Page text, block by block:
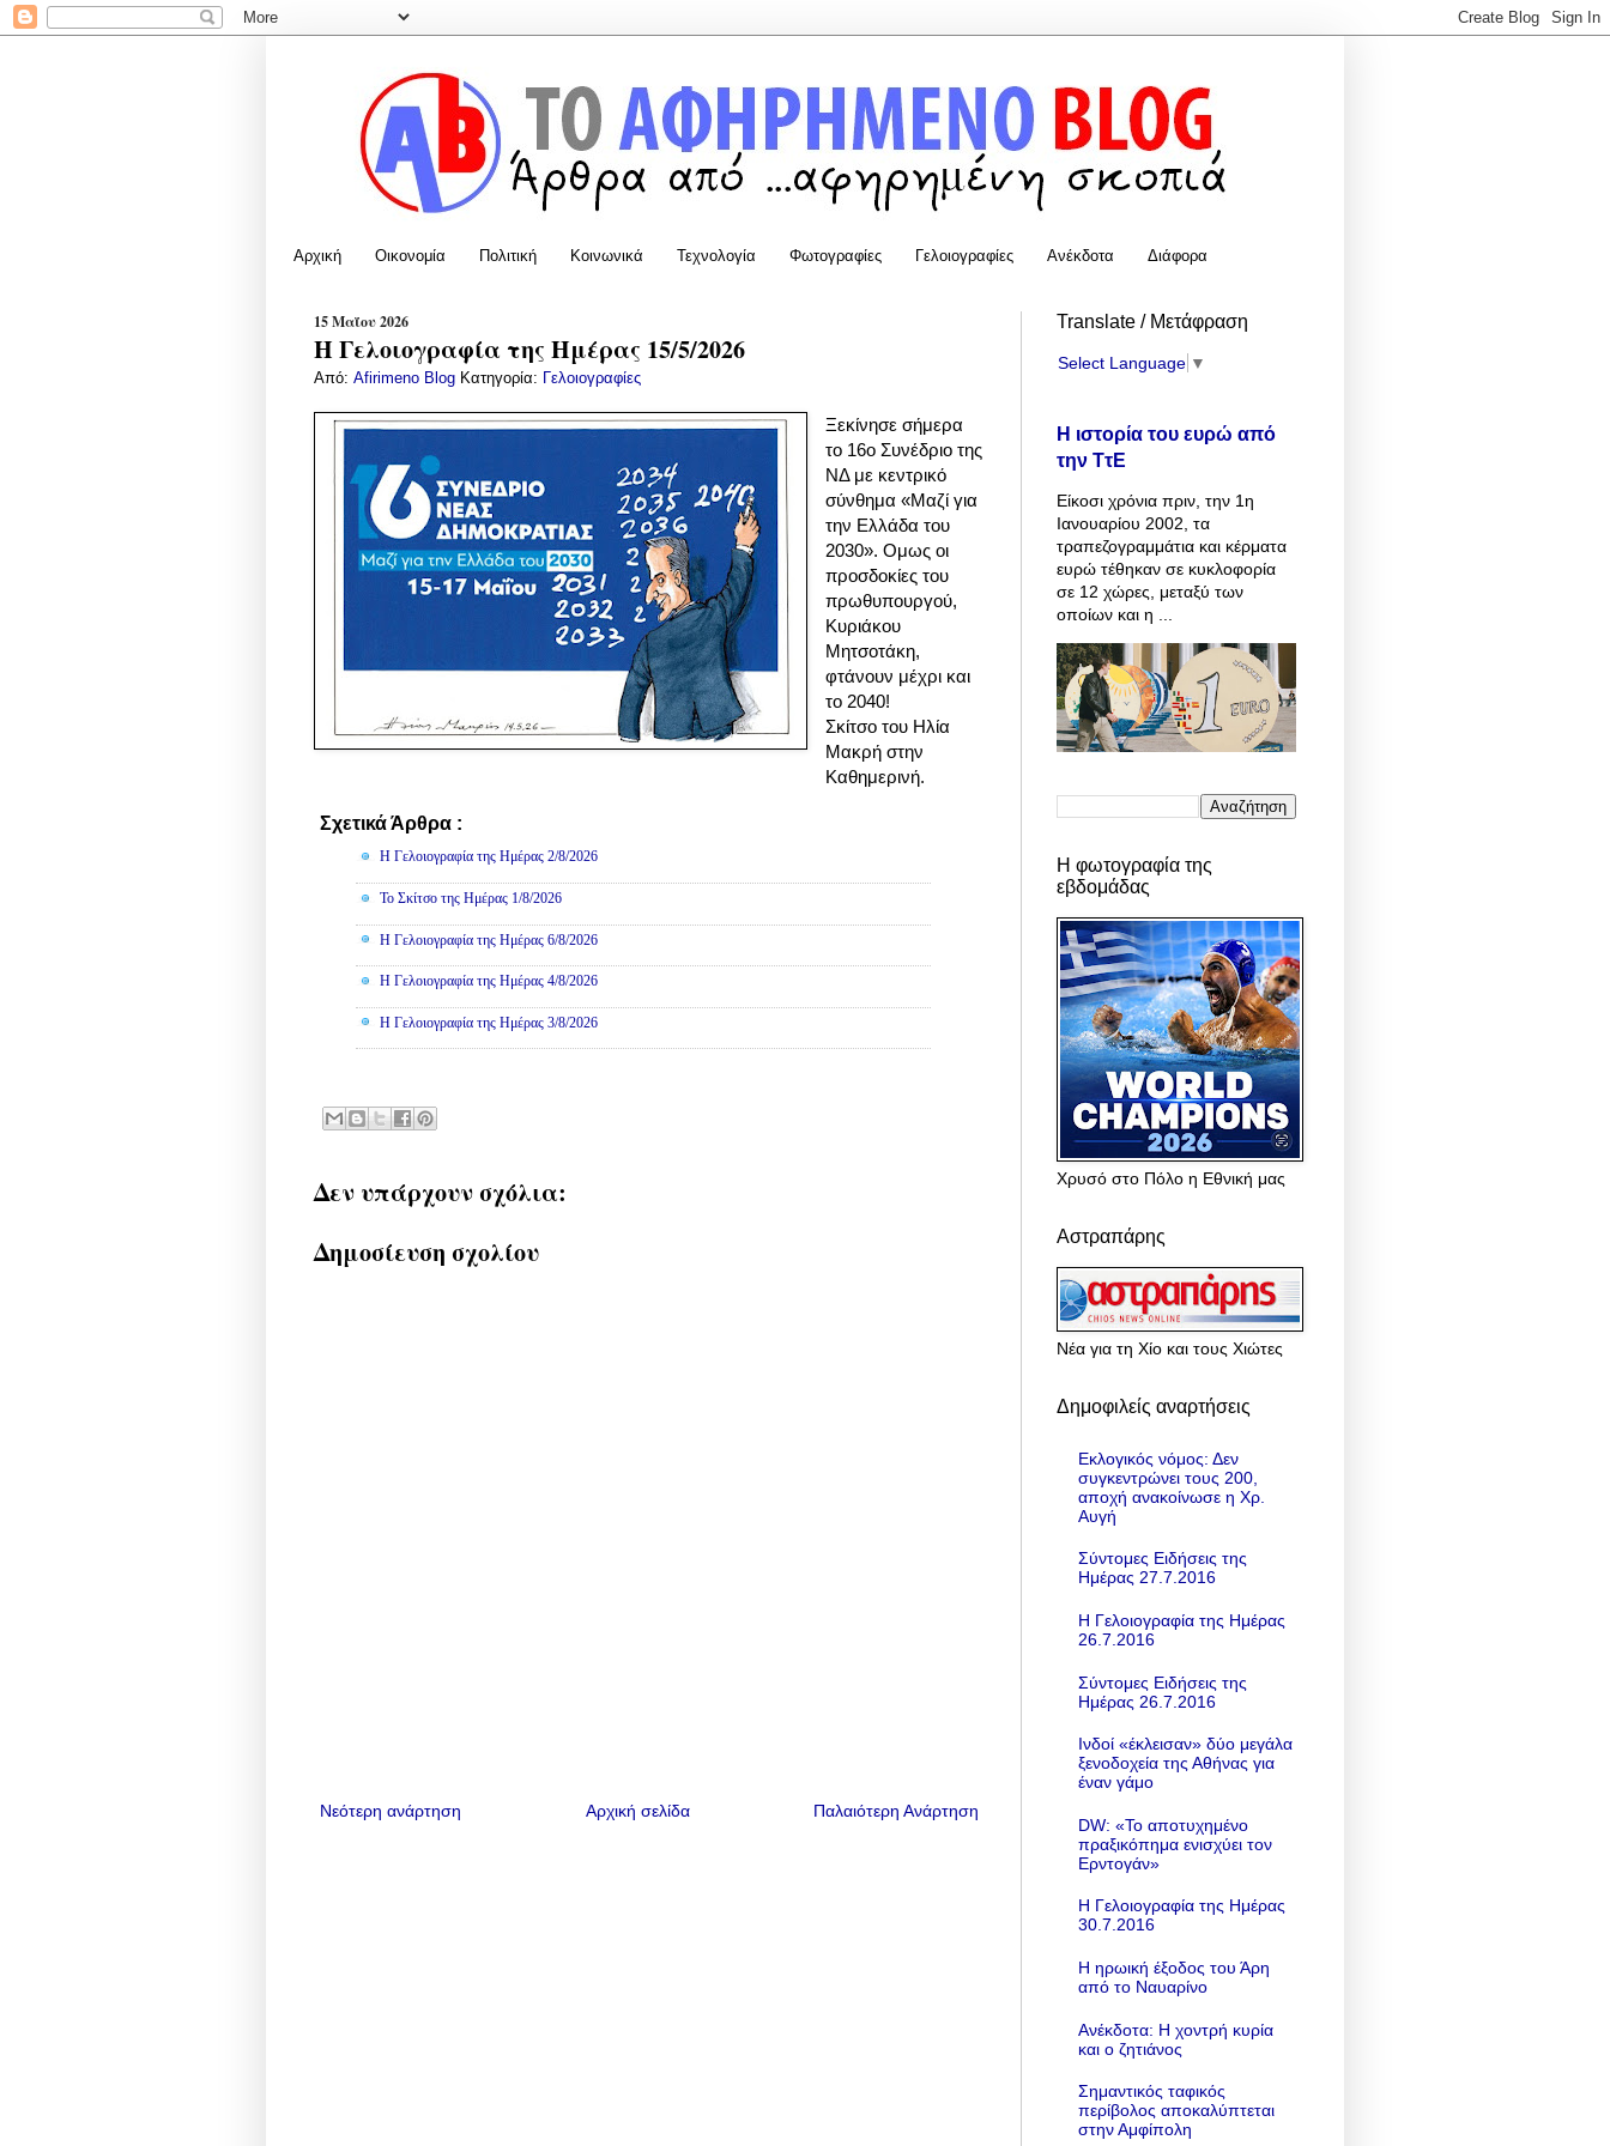
Αρχική Οικονομία Πολιτική Κοινωνικά Τεχνολογία Φωτογραφίες Γελοιογραφίες Ανέκδοτα Διάφορα
15 Μαΐου 2026
Η Γελοιογραφία της Ημέρας 15/5/2026
Από: Afirimeno Blog Κατηγορία: Γελοιογραφίες
Ξεκίνησε σήμερα
το 16ο Συνέδριο της
ΝΔ με κεντρικό
σύνθημα «Μαζί για
την Ελλάδα του
2030».Ομως οι
προσδοκίες του
πρωθυπουργού,
Κυριάκου
Μητσοτάκη,
φτάνουν μέχρι και
το 2040!
Σκίτσο του Ηλία
Μακρή στην
Καθημερινή.
Σχετικά Άρθρα :
Η Γελοιογραφία της Ημέρας 2/8/2026
Το Σκίτσο της Ημέρας 1/8/2026
Η Γελοιογραφία της Ημέρας 6/8/2026
Η Γελοιογραφία της Ημέρας 4/8/2026
Η Γελοιογραφία της Ημέρας 3/8/2026
Δεν υπάρχουν σχόλια:
Δημοσίευση σχολίου
Νεότερη ανάρτηση Παλαιότερη Ανάρτηση
Αρχική σελίδα
Translate / Μετάφραση
Select Language ▼
Η ιστορία του ευρώ από
την ΤτΕ
Είκοσι χρόνια πριν, την 1η
Ιανουαρίου 2002, τα
τραπεζογραμμάτια και κέρματα
ευρώ τέθηκαν σε κυκλοφορία
σε 12 χώρες, μεταξύ των
οποίων και η ...
Η φωτογραφία της
εβδομάδας
Χρυσό στο Πόλο η Εθνική μας
Αστραπάρης
Νέα για τη Χίο και τους Χιώτες
Δημοφιλείς αναρτήσεις
Εκλογικός νόμος: Δεν
συγκεντρώνει τους 200,
αποχή ανακοίνωσε η Χρ.
Αυγή
Σύντομες Ειδήσεις της
Ημέρας 27.7.2016
Η Γελοιογραφία της Ημέρας
26.7.2016
Σύντομες Ειδήσεις της
Ημέρας 26.7.2016
Ινδοί «έκλεισαν» δύο μεγάλα
ξενοδοχεία της Αθήνας για
έναν γάμο
DW: «To αποτυχημένο
πραξικόπημα ενισχύει τον
Ερντογάν»
Η Γελοιογραφία της Ημέρας
30.7.2016
Η ηρωική έξοδος του Άρη
από το Ναυαρίνο
Ανέκδοτα: Η χοντρή κυρία
και ο ζητιάνος
Σημαντικός ταφικός
περίβολος αποκαλύπτεται
στην Αμφίπολη